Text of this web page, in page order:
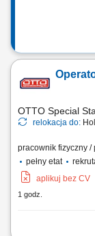
OTTO Special
relokacja do:
pracownik fizyczny /
pełny etat
aplikuj bez CV
1 godz.